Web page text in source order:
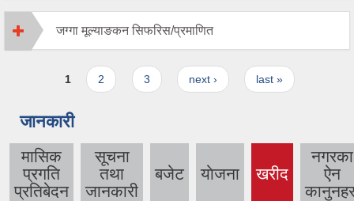
जग्गा मूल्याङकन सिफरिस/प्रमाणित
Pages
1 2 3 next › last »
जानकारी
मासिक
प्रगति
प्रतिबेदन
सूचना
तथा
जानकारी
बजेट याेजना खरीद
(active
नगरका
ऐन